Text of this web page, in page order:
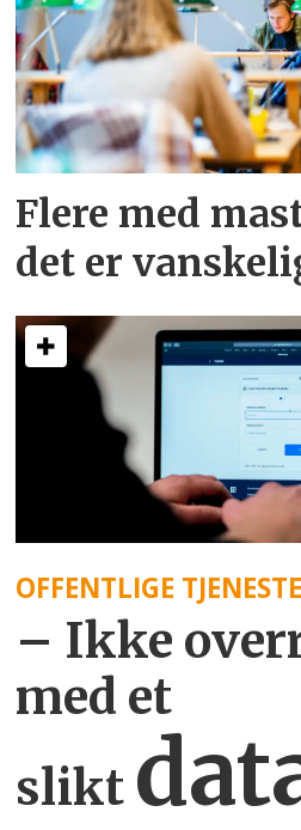
Flere med
det er
OFFENTLIGE
– Ikke
med et
slikt